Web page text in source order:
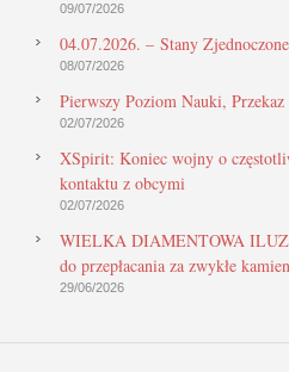
09/07/2026
04.07.2026. – Stany
08/07/2026
Pierwszy Poziom Nauki,
02/07/2026
XSpirit: Koniec wojny o
kontaktu z obcymi
02/07/2026
WIELKA DIAMENTOWA
do przepłacania za zwykłe
29/06/2026